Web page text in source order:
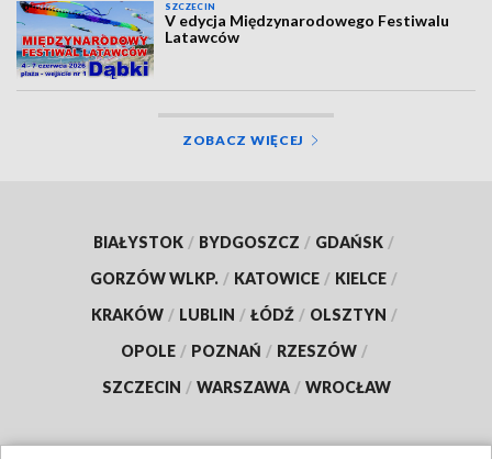
SZCZECIN
V edycja Międzynarodowego Festiwalu
Latawców
ZOBACZ WIĘCEJ
BIAŁYSTOK / BYDGOSZCZ / GDAŃSK /
GORZÓW WLKP. / KATOWICE / KIELCE /
KRAKÓW / LUBLIN / ŁÓDŹ / OLSZTYN /
OPOLE / POZNAŃ / RZESZÓW /
SZCZECIN / WARSZAWA / WROCŁAW